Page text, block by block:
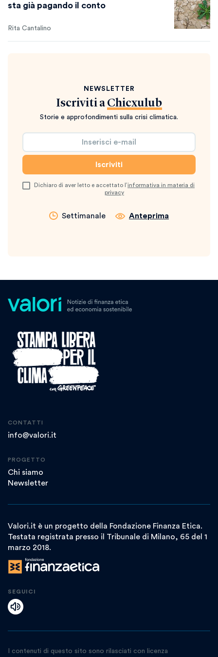
sta già pagando il conto
Rita Cantalino
NEWSLETTER
Iscriviti a Chicxulub
Storie e approfondimenti sulla crisi climatica.
Dichiaro di aver letto e accettato l’informativa in materia di
privacy
Settimanale Anteprima
CONTATTI
info@valori.it
PROGETTO
Chi siamo
Newsletter
Valori.it è un progetto della Fondazione Finanza Etica.
Testata registrata presso il Tribunale di Milano, 65 del 1
marzo 2018.
SEGUICI
I contenuti di questo sito sono rilasciati con licenza